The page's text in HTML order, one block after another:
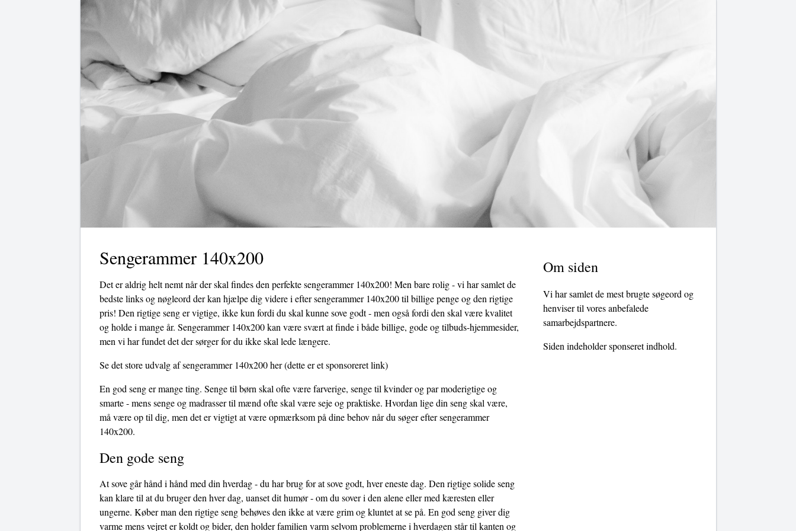
Sengerammer 140x200
Det er aldrig helt nemt når der skal findes den perfekte sengerammer 140x200! Men bare rolig - vi har samlet de
bedste links og nøgleord der kan hjælpe dig videre i efter sengerammer 140x200 til billige penge og den rigtige
pris! Den rigtige seng er vigtige, ikke kun fordi du skal kunne sove godt - men også fordi den skal være kvalitet
og holde i mange år. Sengerammer 140x200 kan være svært at finde i både billige, gode og tilbuds-hjemmesider,
men vi har fundet det der sørger for du ikke skal lede længere.
Se det store udvalg af sengerammer 140x200 her(dette er et sponsoreret link)
En god seng er mange ting. Senge til børn skal ofte være farverige, senge til kvinder og par moderigtige og
smarte - mens senge og madrasser til mænd ofte skal være seje og praktiske. Hvordan lige din seng skal være,
må være op til dig, men det er vigtigt at være opmærksom på dine behov når du søger efter sengerammer
140x200.
Den gode seng
At sove går hånd i hånd med din hverdag - du har brug for at sove godt, hver eneste dag. Den rigtige solide seng
kan klare til at du bruger den hver dag, uanset dit humør - om du sover i den alene eller med kæresten eller
ungerne. Køber man den rigtige seng behøves den ikke at være grim og kluntet at se på. En god seng giver dig
varme mens vejret er koldt og bider, den holder familien varm selvom problemerne i hverdagen står til kanten og
Om siden
Vi har samlet de mest brugte søgeord og
henviser til vores anbefalede
samarbejdspartnere.
Siden indeholder sponseret indhold.